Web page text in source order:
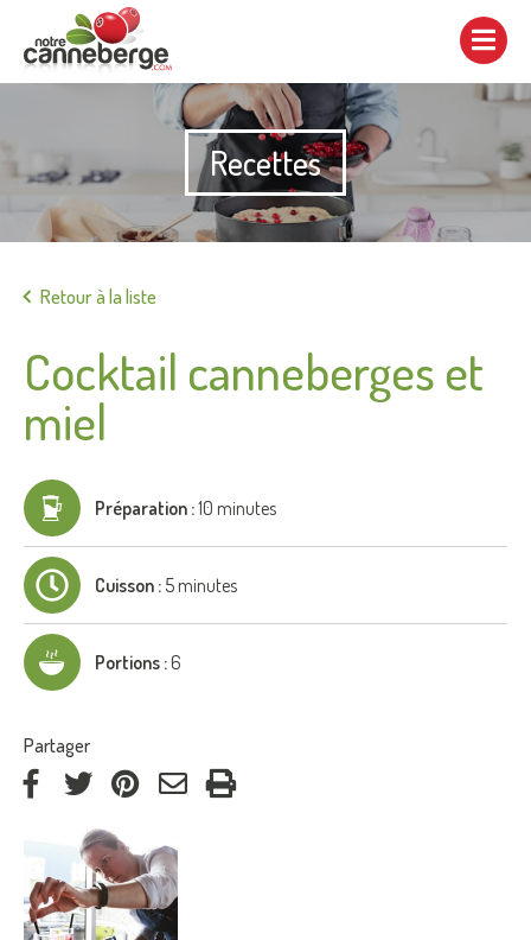
Afficher/cacher
navigation
Recettes
Retour à la liste
Cocktail canneberges et
miel
Préparation :10 minutes
Cuisson : 5 minutes
Portions : 6
Partager:
TwitterPinterest